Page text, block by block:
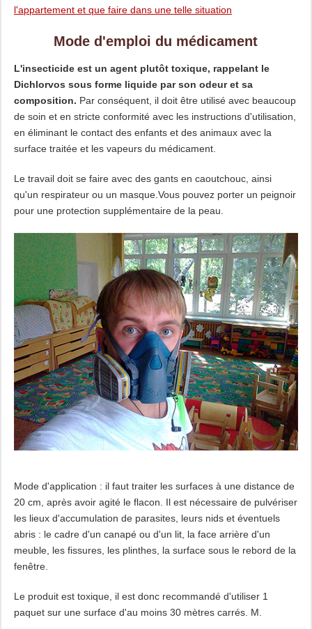
l'appartement et que faire dans une telle situation
Mode d'emploi du médicament
L'insecticide est un agent plutôt toxique, rappelant le
Dichlorvos sous forme liquide par son odeur et sa
composition. Par conséquent, il doit être utilisé avec beaucoup
de soin et en stricte conformité avec les instructions d'utilisation,
en éliminant le contact des enfants et des animaux avec la
surface traitée et les vapeurs du médicament.
Le travail doit se faire avec des gants en caoutchouc, ainsi
qu'un respirateur ou un masque.Vous pouvez porter un peignoir
pour une protection supplémentaire de la peau.
Mode d'application : il faut traiter les surfaces à une distance de
20 cm, après avoir agité le flacon. Il est nécessaire de pulvériser
les lieux d'accumulation de parasites, leurs nids et éventuels
abris : le cadre d'un canapé ou d'un lit, la face arrière d'un
meuble, les fissures, les plinthes, la surface sous le rebord de la
fenêtre.
Le produit est toxique, il est donc recommandé d'utiliser 1
paquet sur une surface d'au moins 30 mètres carrés. M.